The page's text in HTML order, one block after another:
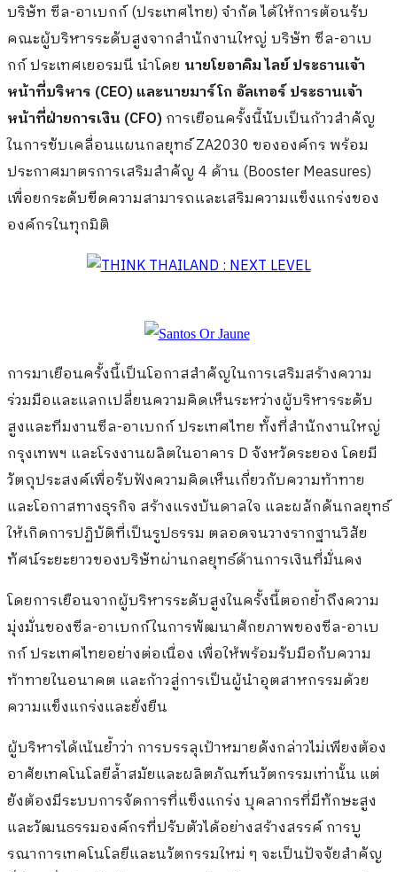
บริษัท ซีล-อาเบกก์ (ประเทศไทย) จำกัด ได้ให้การต้อนรับ
คณะผู้บริหารระดับสูงจากสำนักงานใหญ่ บริษัท ซีล-อาเบ
กก์ ประเทศเยอรมนี นำโดย นายโยอาคิม ไลย์ ประธานเจ้า
หน้าที่บริหาร (CEO) และนายมาร์โก อัลเทอร์ ประธานเจ้า
หน้าที่ฝ่ายการเงิน (CFO)การเยือนครั้งนี้นับเป็นก้าวสำคัญ
ในการขับเคลื่อนแผนกลยุทธ์ ZA2030 ขององค์กร พร้อม
ประกาศมาตรการเสริมสำคัญ 4 ด้าน (Booster Measures)
เพื่อยกระดับขีดความสามารถและเสริมความแข็งแกร่งของ
องค์กรในทุกมิติ
การมาเยือนครั้งนี้เป็นโอกาสสำคัญในการเสริมสร้างความ
ร่วมมือและแลกเปลี่ยนความคิดเห็นระหว่างผู้บริหารระดับ
สูงและทีมงานซีล-อาเบกก์ ประเทศไทย ทั้งที่สำนักงานใหญ่
กรุงเทพฯ และโรงงานผลิตในอาคาร D จังหวัดระยอง โดยมี
วัตถุประสงค์เพื่อรับฟังความคิดเห็นเกี่ยวกับความท้าทาย
และโอกาสทางธุรกิจ สร้างแรงบันดาลใจ และผลักดันกลยุทธ์
ให้เกิดการปฏิบัติที่เป็นรูปธรรม ตลอดจนวางรากฐานวิสัย
ทัศน์ระยะยาวของบริษัทผ่านกลยุทธ์ด้านการเงินที่มั่นคง
โดยการเยือนจากผู้บริหารระดับสูงในครั้งนี้ตอกย้ำถึงความ
มุ่งมั่นของซีล-อาเบกก์ในการพัฒนาศักยภาพของซีล-อาเบ
กก์ ประเทศไทยอย่างต่อเนื่อง เพื่อให้พร้อมรับมือกับความ
ท้าทายในอนาคต และก้าวสู่การเป็นผู้นำอุตสาหกรรมด้วย
ความแข็งแกร่งและยั่งยืน
ผู้บริหารได้เน้นย้ำว่า การบรรลุเป้าหมายดังกล่าวไม่เพียงต้อง
อาศัยเทคโนโลยีล้ำสมัยและผลิตภัณฑ์นวัตกรรมเท่านั้น แต่
ยังต้องมีระบบการจัดการที่แข็งแกร่ง บุคลากรที่มีทักษะสูง
และวัฒนธรรมองค์กรที่ปรับตัวได้อย่างสร้างสรรค์ การบู
รณาการเทคโนโลยีและนวัตกรรมใหม่ ๆ จะเป็นปัจจัยสำคัญ